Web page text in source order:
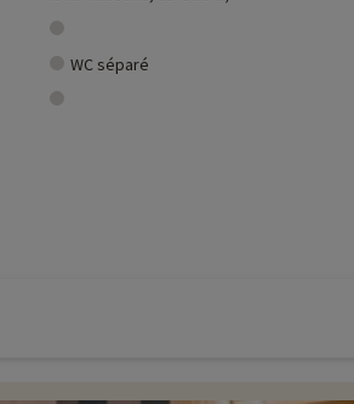
WC séparé